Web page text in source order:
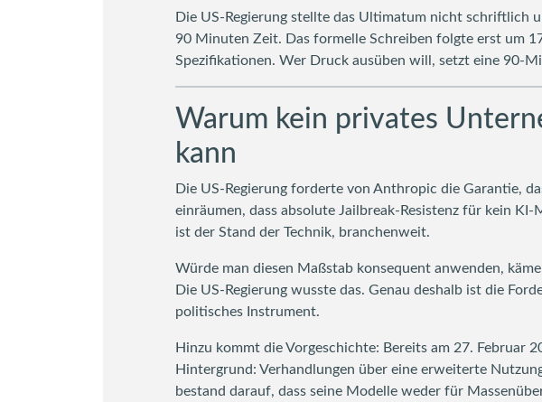
Die US-Regierung stellte das Ultimatum nicht schriftlich
90 Minuten Zeit. Das formelle Schreiben folgte erst um
Spezifikationen. Wer Druck ausüben will, setzt eine 90-
Warum kein privates
kann
Die US-Regierung forderte von Anthropic die Garantie,
einräumen, dass absolute Jailbreak-Resistenz für kein
ist der Stand der Technik, branchenweit.
Würde man diesen Maßstab konsequent anwenden,
Die US-Regierung wusste das. Genau deshalb ist die
politisches Instrument.
Hinzu kommt die Vorgeschichte: Bereits am 27. Februar
Hintergrund: Verhandlungen über eine erweiterte
bestand darauf, dass seine Modelle weder für